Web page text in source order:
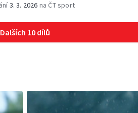
3. 3. 2026 na ČT sport
Dalších 10 dílů